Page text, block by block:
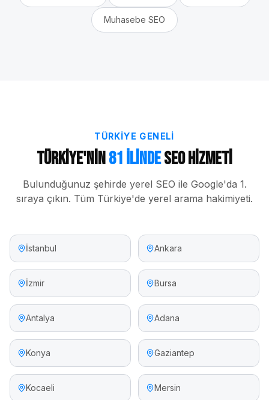
Muhasebe SEO
TÜRKIYE GENELI
Türkiye'nin81 İlindeSEO Hizmeti
Bulunduğunuz şehirde yerel SEO ile Google'da 1.
sıraya çıkın. Tüm Türkiye'de yerel arama hakimiyeti.
İstanbul Ankara
İzmir Bursa
Antalya Adana
Konya Gaziantep
Kocaeli Mersin